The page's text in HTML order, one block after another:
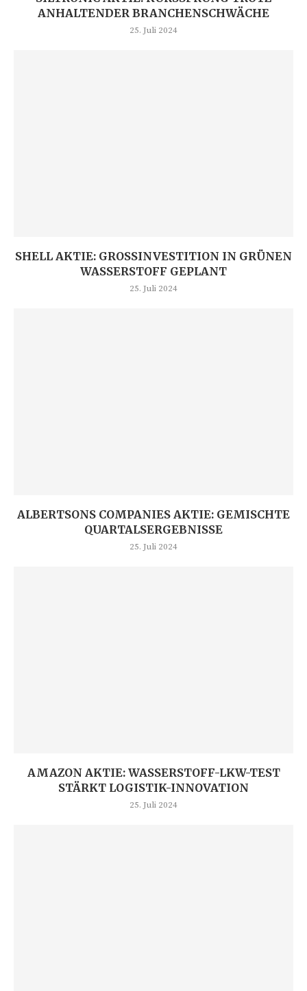
ANHALTENDER BRANCHENSCHWÄCHE
25. Juli 2024
SHELL AKTIE: GROSSINVESTITION IN GRÜNEN W
ASSERSTOFF GEPLANT
25. Juli 2024
ALBERTSONS COMPANIES AKTIE: GEMISCHTE
QUARTALSERGEBNISSE
25. Juli 2024
AMAZON AKTIE: WASSERSTOFF-LKW-TEST
STÄRKT LOGISTIK-INNOVATION
25. Juli 2024